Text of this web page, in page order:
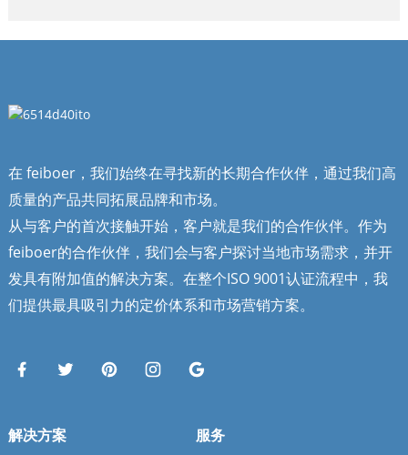
在 feiboer，我们始终在寻找新的长期合作伙伴，通过我们高
质量的产品共同拓展品牌和市场。
从与客户的首次接触开始，客户就是我们的合作伙伴。作为
feiboer的合作伙伴，我们会与客户探讨当地市场需求，并开
发具有附加值的解决方案。在整个ISO 9001认证流程中，我
们提供最具吸引力的定价体系和市场营销方案。
解决方案 服务